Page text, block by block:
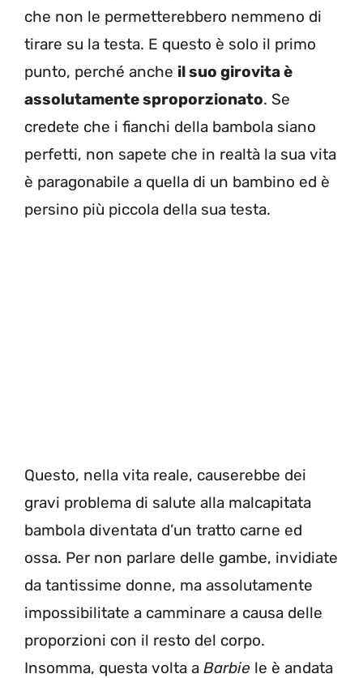
che non le permetterebbero nemmeno di
tirare su la testa. E questo è solo il primo
punto, perché anche il suo girovita è
assolutamente sproporzionato. Se
credete che i fianchi della bambola siano
perfetti, non sapete che in realtà la sua vita
è paragonabile a quella di un bambino ed è
persino più piccola della sua testa.
Questo, nella vita reale, causerebbe dei
gravi problema di salute alla malcapitata
bambola diventata d’un tratto carne ed
ossa. Per non parlare delle gambe, invidiate
da tantissime donne, ma assolutamente
impossibilitate a camminare a causa delle
proporzioni con il resto del corpo.
Insomma, questa volta a Barbie le è andata